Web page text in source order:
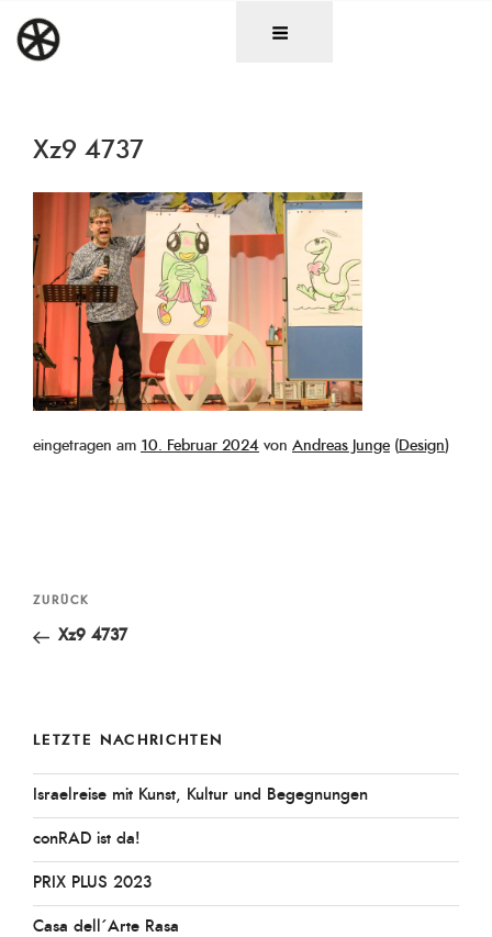
Inhalt
springen
Xz9 4737
eingetragen am Veröffentlicht
10. Februar 2024 von Andreas Junge (Design)
Beitragsnavigation
Vorheriger
Beitrag
ZURÜCK
Xz9 4737
LETZTE NACHRICHTEN
Israelreise mit Kunst, Kultur und Begegnungen
conRAD ist da!
PRIX PLUS 2023
Casa dell´Arte Rasa